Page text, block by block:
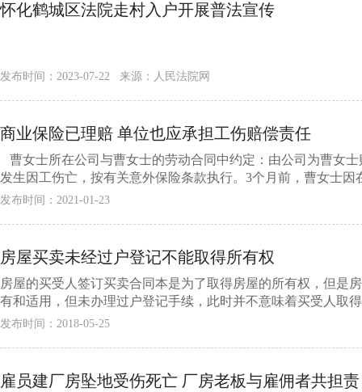
怀化鹤城区法院走村入户开展普法宣传
发布时间：2023-07-22 来源：人民法院网
商业保险已理赔 单位也应承担工伤赔偿责任
曹女士所在公司与曹女士的劳动合同中约定：由公司为曹女
发生因工伤亡，按有关意外保险条款执行。3个月前，曹女士因
发布时间：2021-01-23
房屋买卖未经过户登记不能取得所有权
房屋的买受人签订买卖合同本是为了取得房屋的所有权，但是
有和适用，但未办理过户登记手续，此时并不意味着买受人取
发布时间：2018-05-25
雇员建厂房坠地受伤死亡 厂房老板与雇佣者共担责